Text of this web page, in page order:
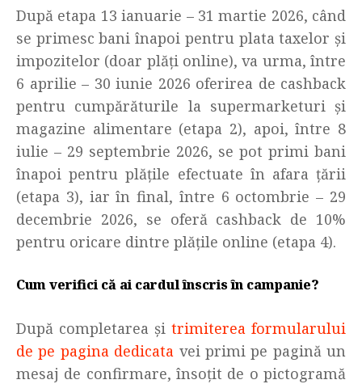
După etapa 13 ianuarie – 31 martie 2026, când
se primesc bani înapoi pentru plata taxelor și
impozitelor (doar plăți online), va urma, între
6 aprilie – 30 iunie 2026 oferirea de cashback
pentru cumpărăturile la supermarketuri și
magazine alimentare (etapa 2), apoi, între 8
iulie – 29 septembrie 2026, se pot primi bani
înapoi pentru plățile efectuate în afara țării
(etapa 3), iar în final, între 6 octombrie – 29
decembrie 2026, se oferă cashback de 10%
pentru oricare dintre plățile online (etapa 4).
Cum verifici că ai cardul înscris în campanie?
După completarea și trimiterea formularului
de pe pagina dedicata vei primi pe pagină un
mesaj de confirmare, însoțit de o pictogramă